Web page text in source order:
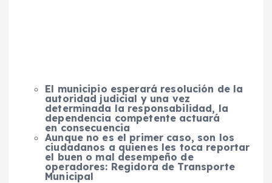
El municipio esperará resolución de la
autoridad judicial y una vez
determinada la responsabilidad, la
dependencia competente actuará
enconsecuencia
Aunque no es el primer caso, son los
ciudadanos a quienes les toca reportar
el buen o mal desempeño de
operadores: Regidora de Transporte
Municipal